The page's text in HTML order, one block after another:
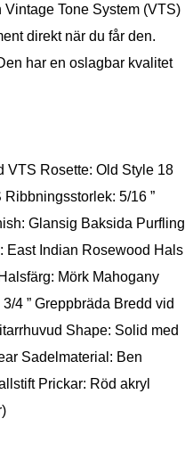
Tone System (VTS)
direkt när du får den.
har en oslagbar kvalitet
VTS Rosette: Old Style 18
5/16 ”
Glansig Baksida Purfling
East Indian Rosewood Hals
Mörk Mahogany
4 ” Greppbräda Bredd vid
Shape: Solid med
Sadelmaterial: Ben
Prickar: Röd akryl